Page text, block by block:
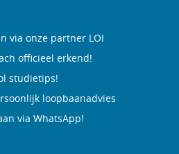
via onze partner LOI
officieel erkend!
studietips!
loopbaanadvies
via WhatsApp!